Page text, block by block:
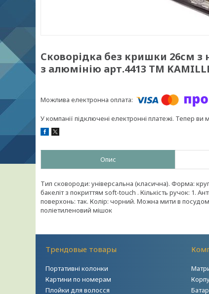
Сковорідка без кришки 26см
з алюмінію арт.4413 ТМ
У компанії підключені електронні платежі. Тепер
Опис
Тип сковороди: універсальна (класична). Форма:
бакеліт з покриттям soft-touch . Кількість ручок: 1.
поверхонь: так. Колір: чорний. Можна мити в
поліетиленовий мішок
Трендовые товары
Портативні колонки
Картини по номерам
Плойки для волосся